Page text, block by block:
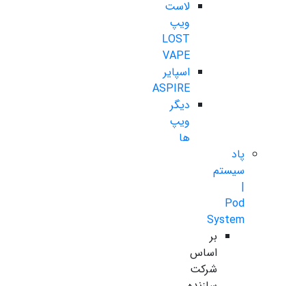
لاست
ویپ
LOST
VAPE
اسپایر
ASPIRE
دیگر
ویپ
ها
پاد
سیستم
|
Pod
System
بر
اساس
شرکت